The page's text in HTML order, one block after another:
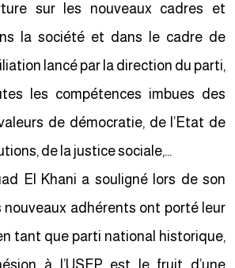
sur les nouveaux cadres et
la société et dans le cadre de
lancé par la direction du parti,
les compétences imbues des
de démocratie, de l’Etat de
de la justice sociale,…
El Khani a souligné lors de son
nouveaux adhérents ont porté leur
tant que parti national historique,
à l’USFP est le fruit d’une